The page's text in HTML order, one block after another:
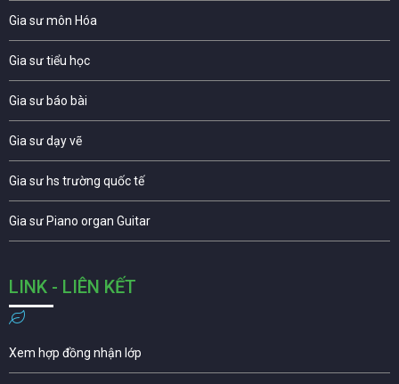
Gia sư môn Hóa
Gia sư tiểu học
Gia sư báo bài
Gia sư dạy vẽ
Gia sư hs trường quốc tế
Gia sư Piano organ Guitar
LINK - LIÊN KẾT
Xem hợp đồng nhận lớp